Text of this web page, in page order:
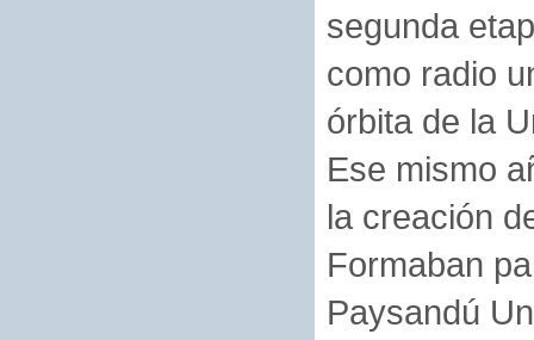
segunda
como radio
órbita de la
Ese mismo
la creación
Formaban
Paysandú